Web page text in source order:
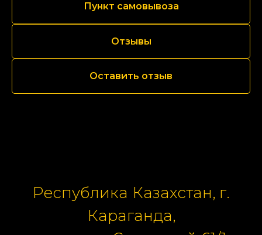
Пункт самовывоза
Отзывы
Оставить отзыв
Республика Казахстан, г.
Караганда,